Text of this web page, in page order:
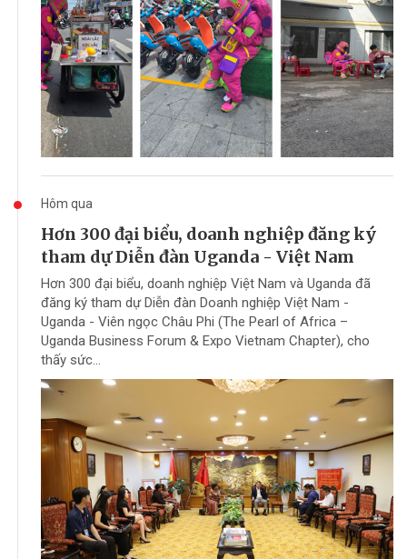
Hôm qua
Hơn 300 đại biểu, doanh nghiệp đăng ký
tham dự Diễn đàn Uganda - Việt Nam
Hơn 300 đại biểu, doanh nghiệp Việt Nam và Uganda đã
đăng ký tham dự Diễn đàn Doanh nghiệp Việt Nam -
Uganda - Viên ngọc Châu Phi (The Pearl of Africa –
Uganda Business Forum & Expo Vietnam Chapter), cho
thấy sức...